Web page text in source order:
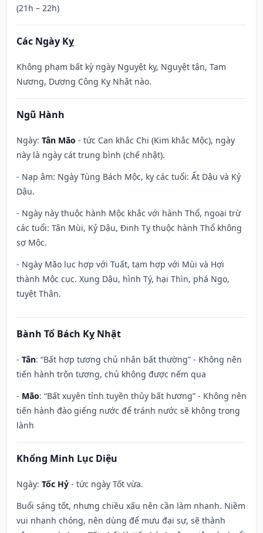
(21h – 22h)
Các Ngày Kỵ
Không phạm bất kỳ ngày Nguyệt kỵ, Nguyệt tận, Tam
Nương, Dương Công Kỵ Nhật nào.
Ngũ Hành
Ngày: Tân Mão - tức Can khắc Chi (Kim khắc Mộc), ngày
này là ngày cát trung bình (chế nhật).
- Nạp âm: Ngày Tùng Bách Mộc, kỵ các tuổi: Ất Dậu và Kỷ
Dậu.
- Ngày này thuộc hành Mộc khắc với hành Thổ, ngoại trừ
các tuổi: Tân Mùi, Kỷ Dậu, Đinh Tỵ thuộc hành Thổ không
sợ Mộc.
- Ngày Mão lục hợp với Tuất, tam hợp với Mùi và Hợi
thành Mộc cục. Xung Dậu, hình Tý, hại Thìn, phá Ngọ,
tuyệt Thân.
Bành Tổ Bách Kỵ Nhật
- Tân: “Bất hợp tương chủ nhân bất thường” - Không nên
tiến hành trộn tương, chủ không được nếm qua
- Mão: “Bất xuyên tỉnh tuyền thủy bất hương” - Không nên
tiến hành đào giếng nước để tránh nước sẽ không trong
lành
Khổng Minh Lục Diệu
Ngày: Tốc Hỷ - tức ngày Tốt vừa.
Buổi sáng tốt, nhưng chiều xấu nên cần làm nhanh. Niềm
vui nhanh chóng, nên dùng để mưu đại sự, sẽ thành